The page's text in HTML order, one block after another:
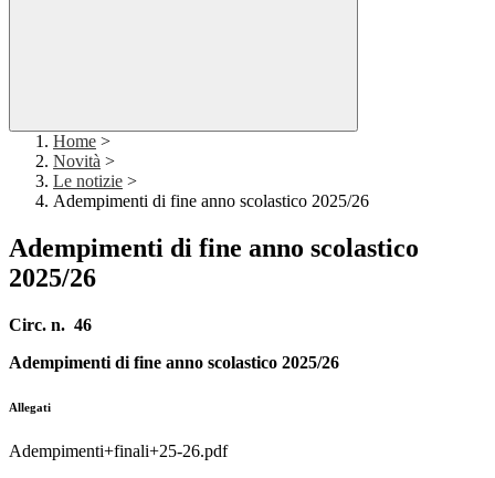
Home >
Novità >
Le notizie >
Adempimenti di fine anno scolastico 2025/26
Adempimenti di fine anno scolastico
2025/26
Circ. n. 46
Adempimenti di fine anno scolastico 2025/26
Allegati
Adempimenti+finali+25-26.pdf